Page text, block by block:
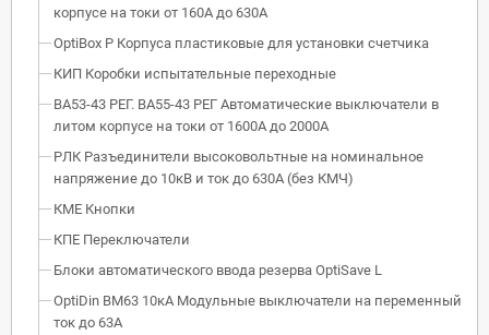
корпусе на токи от 160А до 630А
OptiBox P Корпуса пластиковые для установки счетчика
КИП Коробки испытательные переходные
ВА53-43 РЕГ. ВА55-43 РЕГ Автоматические выключатели в
литом корпусе на токи от 1600А до 2000А
РЛК Разъединители высоковольтные на номинальное
напряжение до 10кВ и ток до 630А (без КМЧ)
КМЕ Кнопки
КПЕ Переключатели
Блоки автоматического ввода резерва OptiSave L
OptiDin BM63 10кА Модульные выключатели на переменный
ток до 63А